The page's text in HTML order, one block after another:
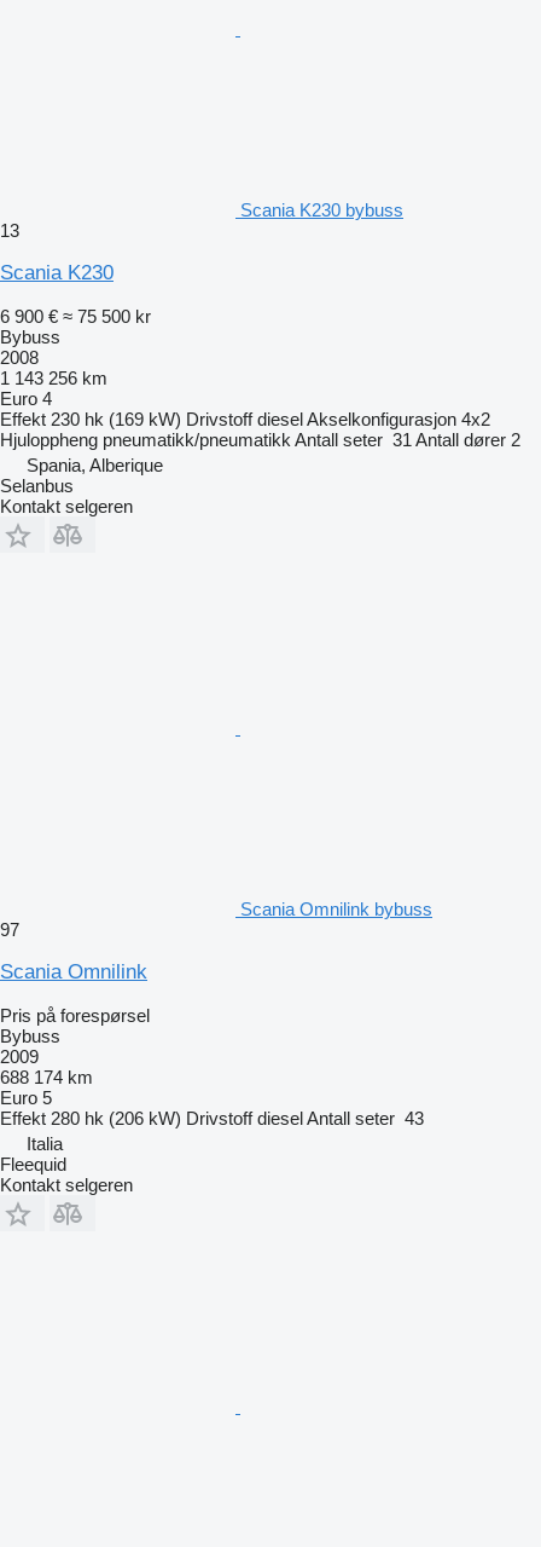
Scania K230 bybuss
13
Scania K230
6 900 € ≈ 75 500 kr
Bybuss
2008
1 143 256 km
Euro 4
Effekt 230 hk (169 kW) Drivstoff dieselAkselkonfigurasjon 4x2
Hjuloppheng pneumatikk/pneumatikk Antall seter 31 Antall dører 2
Spania, Alberique
Selanbus
Kontakt selgeren
Scania Omnilink bybuss
97
Scania Omnilink
Pris på forespørsel
Bybuss
2009
688 174 km
Euro 5
Effekt 280 hk (206 kW) Drivstoff dieselAntall seter 43
Italia
Fleequid
Kontakt selgeren